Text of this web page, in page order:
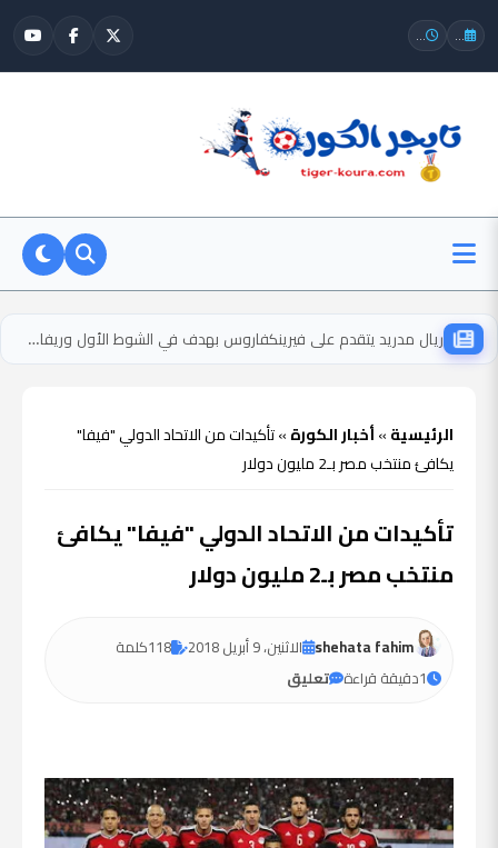
...
...
ريال مدريد يتقدم على فيرينكفاروس بهدف في الشوط الأول وريفاس يسجل
الرئيسية»أخبار الكورة»تأكيدات من الاتحاد الدولي "فيفا"
يكافئ منتخب مصر بـ2 مليون دولار
تأكيدات من الاتحاد الدولي "فيفا" يكافئ
منتخب مصر بـ2 مليون دولار
shehata fahim الاثنين، 9 أبريل 2018 118كلمة
1دقيقة قراءة تعليق